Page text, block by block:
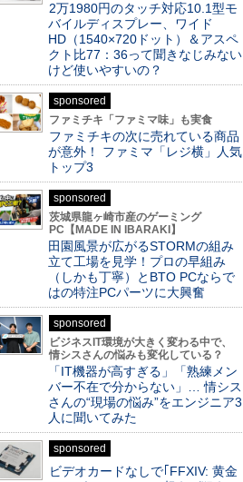
2万1980円のタッチ対応10.1型モ
バイルディスプレー、ワイド
HD（1540×720ドット）＆アスペ
クト比77：36って聞きなじみない
けど使いやすいの？
sponsored
ファミチキ「ファミマ味」も実食
ファミチキの次に売れている商品
が意外！ ファミマ「レジ横」人気
トップ3
sponsored
茨城県龍ヶ崎市産のゲーミング
PC【MADE IN IBARAKI】
田園風景が広がるSTORMの組み
立て工場を見学！プロの早組み
（しかも丁寧）とBTO PCならで
はの特注PCパーツに大興奮
sponsored
ビジネスIT環境が大きく変わる中で、
情シスさんの悩みも変化している？
「IT機器が高すぎる」「熟練メン
バー不在で分からない」… 情シス
さんの“現場の悩み”をエンジニア3
人に聞いてみた
sponsored
ビデオカードなしで｢FFXIV: 黄金